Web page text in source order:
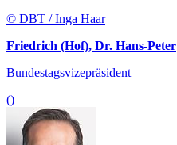
© DBT / Inga Haar
Friedrich (Hof), Dr. Hans-Peter
Bundestagsvizepräsident
()